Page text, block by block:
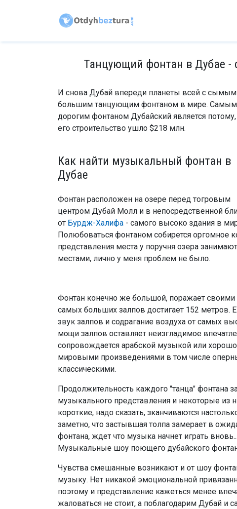
Танцующий фонтан в Дубае
И снова Дубай впереди планеты всей с сымым
большим танцующим фонтаном в мире. Самым
дорогим фонтаном Дубайский является потому,
его строительство ушло $218 млн.
Как найти музыкальный фонтан в
Дубае
Фонтан расположен на озере перед тогровым
центром Дубай Молл и в непосредственной
от Бурдж-Халифа - самого высоко здания в
Полюбоваться фонтаном собирется оргомное
представления места у поручня озера
местами, лично у меня проблем не было.
Фонтан конечно же большой, поражает
самых больших залпов достигает 152 метров.
звук залпов и содрагание воздуха от самых
мощи залпов оставляет неизгладимое
сопровождается арабской музыкой или
мировыми произведениями в том числе
классическими.
Продолжительность каждого "танца" фонтана
музыкального представления и некоторые из
короткие, надо сказать, зканчиваются
заметно, что застывшая толпа замерает в
фонтана, ждет что музыка начнет играть
Музыкальные шоу поющего дубайского
Чувства смешанные возникают и от шоу
музыку. Нет никакой эмоциональной
поэтому и представление кажеться менее
жаловаться не стоит, а поблагодарим Дубай и